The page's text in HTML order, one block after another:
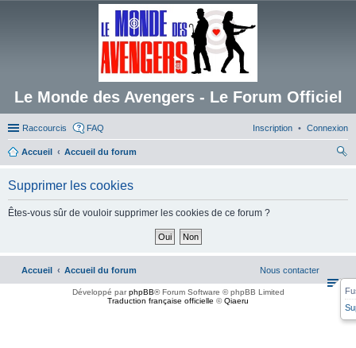
Le Monde des Avengers - Le Forum Officiel
Raccourcis FAQ Connexion
Inscription
Accueil
Accueil du forum
Supprimer les cookies
Êtes-vous sûr de vouloir supprimer les cookies de ce forum ?
Accueil Accueil du forum Nous contacter
Développé parphpBB® Forum Software © phpBB Limited
Traduction française officielle ©Qiaeru